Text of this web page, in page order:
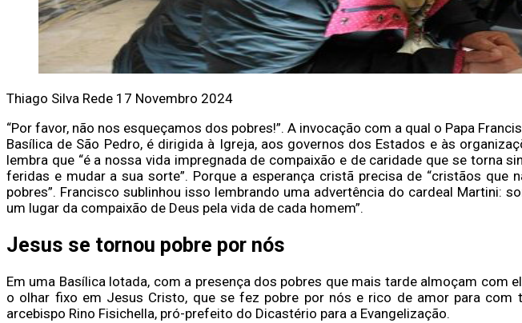
Thiago Silva Rede 17 Novembro 2024
“Por favor, não nos esqueçamos dos pobres!”. A invocação com a qual o Papa
Basílica de São Pedro, é dirigida à Igreja, aos governos dos Estados e às
lembra que “é a nossa vida impregnada de compaixão e de caridade que se torna
feridas e mudar a sua sorte”. Porque a esperança cristã precisa de “cristãos
pobres”. Francisco sublinhou isso lembrando uma advertência do cardeal Martini:
um lugar da compaixão de Deus pela vida de cada homem”.
Jesus se tornou pobre por nós
Em uma Basílica lotada, com a presença dos pobres que mais tarde almoçam com
o olhar fixo em Jesus Cristo, que se fez pobre por nós e rico de amor para com
arcebispo Rino Fisichella, pró-prefeito do Dicastério para a Evangelização.